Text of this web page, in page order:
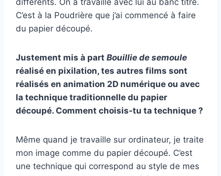
C’est à la Poudrière que j’ai commencé à faire
du papier découpé.
Justement mis à part Bouillie de semoule
réalisé en pixilation, tes autres films sont
réalisés en animation 2D numérique ou avec
la technique traditionnelle du papier
découpé. Comment choisis-tu ta technique ?
Même quand je travaille sur ordinateur, je traite
mon image comme du papier découpé. C’est
une technique qui correspond au style de mes